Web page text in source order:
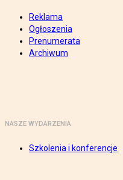
Reklama
Ogłoszenia
Prenumerata
Archiwum
NASZE WYDARZENIA
Szkolenia i konferencje